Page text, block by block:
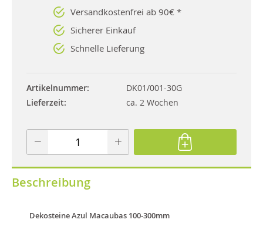
Versandkostenfrei ab 90€ *
Sicherer Einkauf
Schnelle Lieferung
Artikelnummer
DK01/001-30G
Lieferzeit
ca. 2 Wochen
Beschreibung
Dekosteine Azul Macaubas 100-300mm